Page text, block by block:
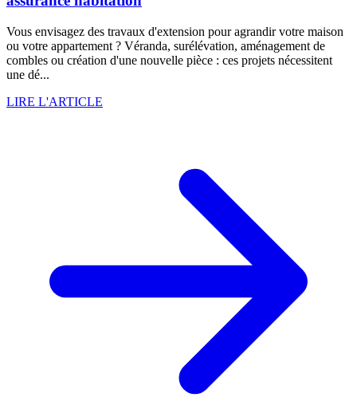
Vous envisagez des travaux d'extension pour agrandir votre maison
ou votre appartement ? Véranda, surélévation, aménagement de
combles ou création d'une nouvelle pièce : ces projets nécessitent
une dé...
LIRE L'ARTICLE